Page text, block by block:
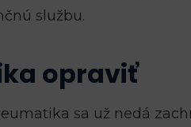
službu.
opraviť
sa už nedá